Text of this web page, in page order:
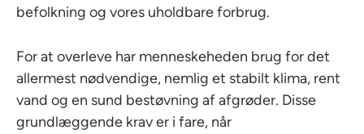
befolkning og vores uholdbare forbrug.
For at overleve har menneskeheden brug for det
allermest nødvendige, nemlig et stabilt klima, rent
vand og en sund bestøvning af afgrøder. Disse
grundlæggende krav er i fare, når